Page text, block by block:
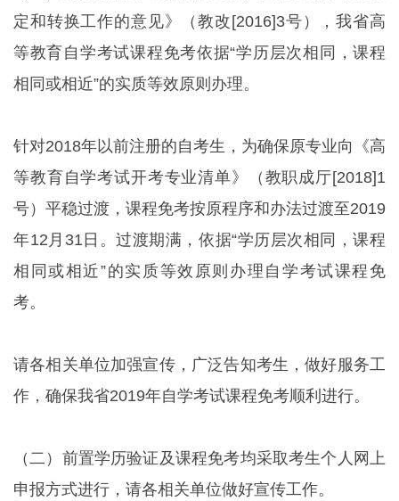
定和转换工作的意见》（教改[2016]3号），我省高
等教育自学考试课程免考依据“学历层次相同，课程
相同或相近”的实质等效原则办理。
针对2018年以前注册的自考生，为确保原专业向《高
等教育自学考试开考专业清单》（教职成厅[2018]1
号）平稳过渡，课程免考按原程序和办法过渡至2019
年12月31日。过渡期满，依据“学历层次相同，课程
相同或相近”的实质等效原则办理自学考试课程免
考。
请各相关单位加强宣传，广泛告知考生，做好服务工
作，确保我省2019年自学考试课程免考顺利进行。
（二）前置学历验证及课程免考均采取考生个人网上
申报方式进行，请各相关单位做好宣传工作。